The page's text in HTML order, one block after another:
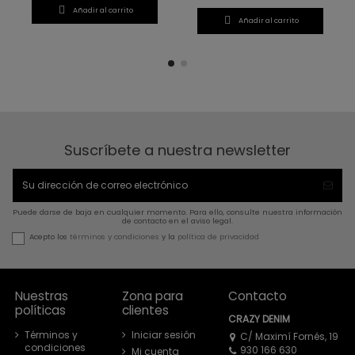
 Añadir al carrito
 Añadir al carrito
Suscríbete a nuestra newsletter
Puede darse de baja en cualquier momento. Para ello, consulte nuestra información
de contacto en el aviso legal.
Acepto los términos y condiciones y la política de privacidad
Nuestras
políticas
Términos y
condiciones
Zona para
clientes
Iniciar sesión
Mi cuenta
Contacto
CRAZY DENIM
C/ Maximí Fornés, 19
930 166 630